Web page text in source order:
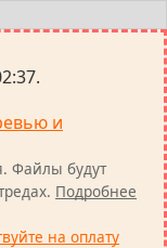
и
Файлы будут
Подробнее
на оплату